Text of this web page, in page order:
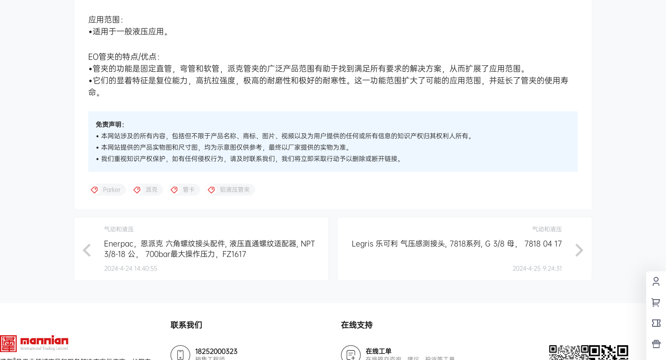
应用范围：
•适用于一般液压应用。
EO管夹的特点/优点：
•管夹的功能是固定直管，弯管和软管，派克管夹的广泛产品范围有助于找到满足所有要求的解决方案，从而扩展了应用范围。
•它们的显着特征是复位能力，高抗拉强度，极高的耐磨性和极好的耐寒性。这一功能范围扩大了可能的应用范围，并延长了管夹的使用寿
命。
免责声明：
• 本网站涉及的所有内容，包括但不限于产品名称、商标、图片、视频以及为用户提供的任何或所有信息的知识产权归其权利人所有。
• 本网站提供的产品实物图和尺寸图，均为示意图仅供参考，最终以厂家提供的实物为准。
• 我们重视知识产权保护，如有任何侵权行为，请及时联系我们，我们将立即采取行动予以删除或断开链接。
Parker 派克 管卡 铝液压管夹
气动和液压
Enerpac，恩派克 六角螺纹接头配件, 液压直通螺纹适配器, NPT
3/8-18 公， 700bar最大操作压力，FZ1617
2024-4-24 14:40:55
气动和液压
Legris 乐可利 气压感测接头, 7818系列, G 3/8 母， 7818 04 17
2024-4-25 9:24:31
联系我们
18252000323
在线支持
在线工单